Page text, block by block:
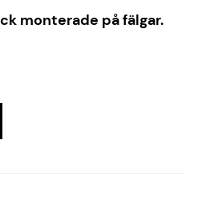
monterade på fälgar.